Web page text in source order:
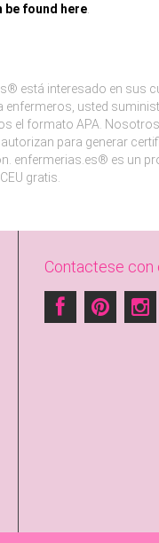
be found here.
está interesado en sus
usted
el formato APA.
para generar
es un
gratis.
Contactese con